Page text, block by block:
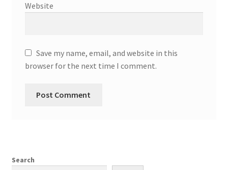
Website
Save my name, email, and website in this
browser for the next time I comment.
Search